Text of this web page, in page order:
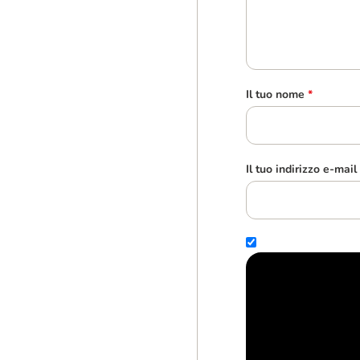
Il tuo nome *
Il tuo indirizzo e-mail